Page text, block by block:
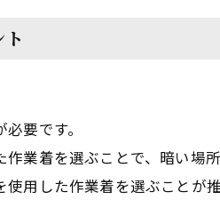
要です。
業着を選ぶことで、暗い場
用した作業着を選ぶことが推